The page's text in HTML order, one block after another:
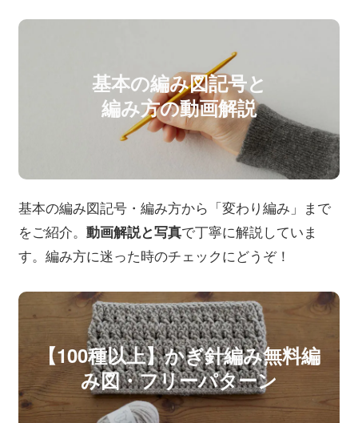
基本の編み図記号と
編み方の動画解説
基本の編み図記号・編み方から「変わり編み」まで
をご紹介。 動画解説と写真で丁寧に解説していま
す。編み方に迷った時のチェックにどうぞ！
【100種以上】かぎ針編み無料編
み図・フリーパターン